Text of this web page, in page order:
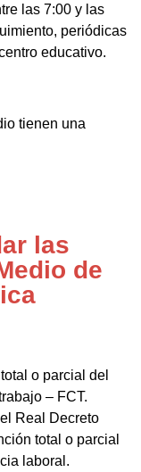
las 7:00 y las
periódicas
educativo.
tienen una
las
de
o parcial del
– FCT.
Real Decreto
total o parcial
laboral.